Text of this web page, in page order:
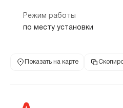
Режим работы
по месту установки
Показать на карте